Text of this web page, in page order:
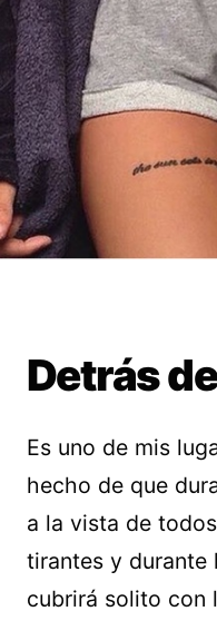
Detrás
Es uno de mis
hecho de que
a la vista de
tirantes y durante
cubrirá solito con